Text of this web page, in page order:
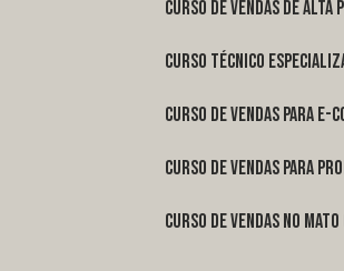
curso de vendas de alta
curso técnico
curso de vendas para e-
curso de vendas para
curso de vendas no